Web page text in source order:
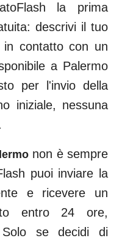
la prima
descrivi il tuo
contatto con un
a Palermo
per l'invio della
iniziale, nessuna
non è sempre
puoi inviare la
e ricevere un
entro 24 ore,
se decidi di